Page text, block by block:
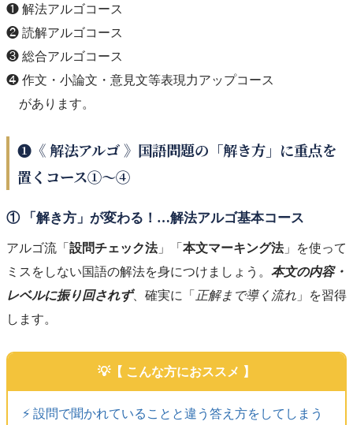
❶ 解法アルゴコース
❷ 読解アルゴコース
❸ 総合アルゴコース
❹ 作文・小論文・意見文等表現力アップコース
があります。
❶《 解法アルゴ 》国語問題の「解き方」に重点を
置くコース①～④
① 「解き方」が変わる！…解法アルゴ基本コース
アルゴ流「 設問チェック法」「 本文マーキング法」を使って
ミスをしない国語の解法を身につけましょう。 本文の内容・
レベルに振り回されず、確実に「 正解まで導く流れ 」を習得
します。
【 こんな方におススメ 】
⚡️ 設問で聞かれていることと違う答え方をしてしまう